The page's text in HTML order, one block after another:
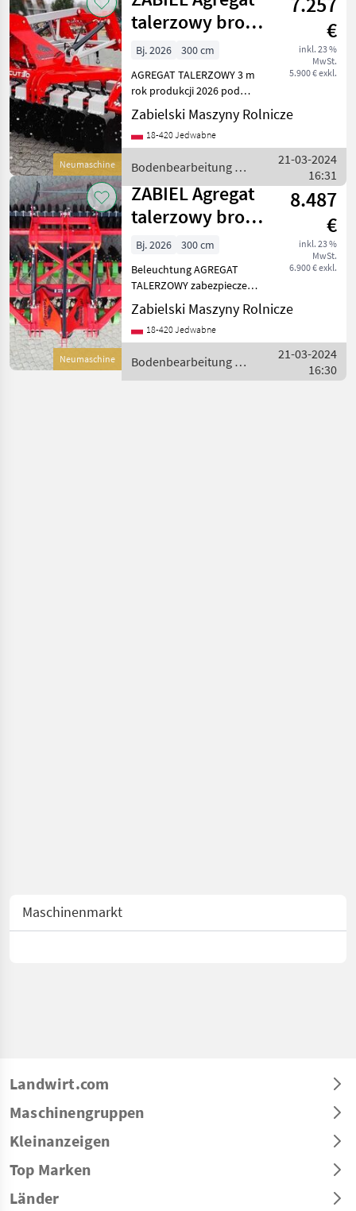
Neumaschine
talerzowy brona
z hydropakiem
3,0 m ZABI
€
inkl. 23 %
MwSt.
5.900 € exkl.
Bj. 2026
300 cm
AGREGAT TALERZOWY 3 m
rok produkcji 2026 pod
cena plus VAT wyposażenie:
-szerokość 3 m -talerze fi
560 mm -HYDROPACK na
bezobsług
Zabielski Maszyny Rolnicze
18-420 Jedwabne
Bodenbearbeitung /
ZABIEL
21-03-2024
16:31
Neumaschine
ZABIEL Agregat
talerzowy brona
z hydropakiem
3,0 m ZABI
8.487
€
inkl. 23 %
MwSt.
6.900 € exkl.
Bj. 2026
300 cm
Beleuchtung AGREGAT
TALERZOWY zabezpieczenie
resorowe 3, 0 m rok
produkcji 2026 pod cena
plus VAT wyposażenie: -
szerokość 3, 0 m -t
Zabielski Maszyny Rolnicze
18-420 Jedwabne
Bodenbearbeitung /
ZABIEL
21-03-2024
16:30
Maschinenmarkt
Landwirt.com
Maschinengruppen
Kleinanzeigen
Top Marken
Länder